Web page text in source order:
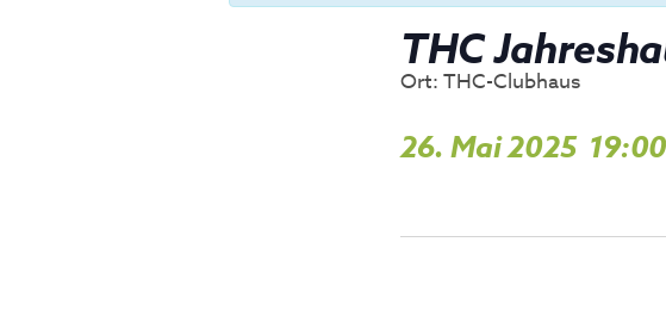
THC
Ort: THC-Clubhaus
26. Mai 2025 19:00